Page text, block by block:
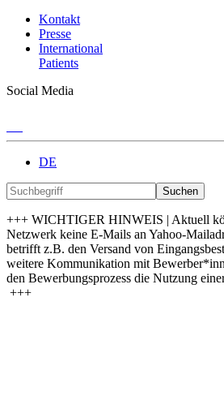
Kontakt
Presse
International
Patients
Social Media
DE
Suchen
+++ WICHTIGER HINWEIS | Aktuell
Netzwerk keine E-Mails an Yahoo-
betrifft z.B. den Versand von
weitere Kommunikation mit
den Bewerbungsprozess die Nutzung
+++